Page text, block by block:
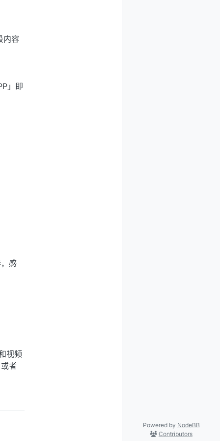
内容
」即
感
视频
者
Powered by NodeBB
Contributors